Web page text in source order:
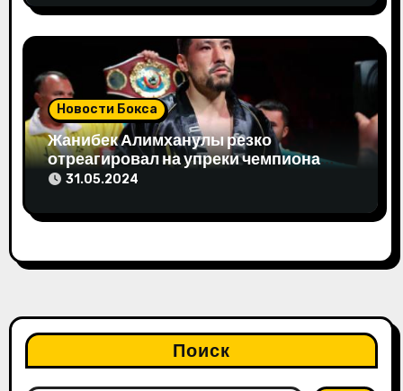
Новости Бокса
Жанибек Алимханулы резко
отреагировал на упреки чемпиона
мира
31.05.2024
Поиск